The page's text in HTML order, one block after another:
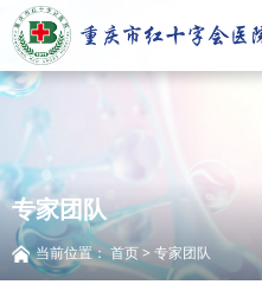
专家团队
当前位置：首页> 专家团队